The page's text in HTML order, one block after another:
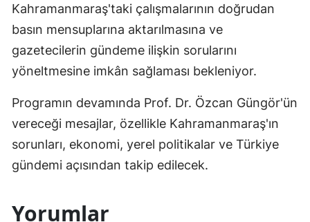
Kahramanmaraş'taki çalışmalarının doğrudan
basın mensuplarına aktarılmasına ve
gazetecilerin gündeme ilişkin sorularını
yöneltmesine imkân sağlaması bekleniyor.
Programın devamında Prof. Dr. Özcan Güngör'ün
vereceği mesajlar, özellikle Kahramanmaraş'ın
sorunları, ekonomi, yerel politikalar ve Türkiye
gündemi açısından takip edilecek.
Yorumlar